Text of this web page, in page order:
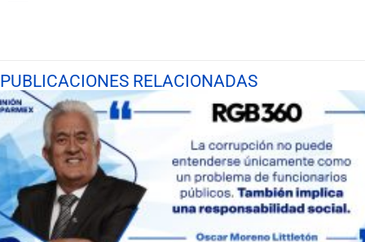
PUBLICACIONES RELACIONADAS